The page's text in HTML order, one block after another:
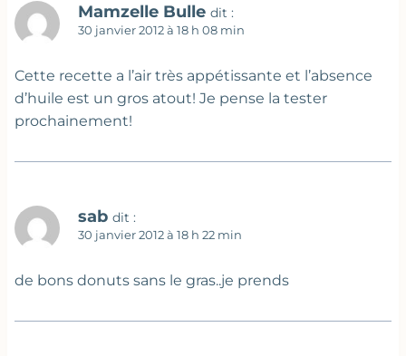
Mamzelle Bulle dit :
30 janvier 2012 à 18 h 08 min
Cette recette a l’air très appétissante et l’absence
d’huile est un gros atout! Je pense la tester
prochainement!
sab dit :
30 janvier 2012 à 18 h 22 min
de bons donuts sans le gras..je prends